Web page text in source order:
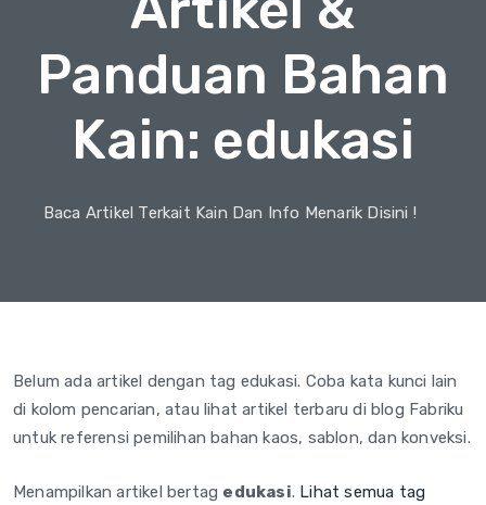
Panduan Bahan
Kain: edukasi
Baca Artikel Terkait Kain Dan Info Menarik Disini !
Belum ada artikel dengan tag edukasi. Coba kata kunci lain
di kolom pencarian, atau lihat artikel terbaru di blog Fabriku
untuk referensi pemilihan bahan kaos, sablon, dan konveksi.
Menampilkan artikel bertag edukasi. Lihat semua tag